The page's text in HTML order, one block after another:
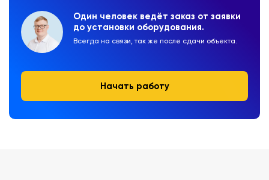
Один человек ведёт заказ от заявки
до установки оборудования.
Всегда на связи, так же после сдачи объекта.
Начать работу